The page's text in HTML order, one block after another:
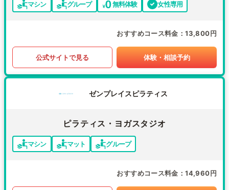
マシン グループ 無料体験 女性専用
おすすめコース料金 13,800円
公式サイトで見る 体験・相談予約
ゼンプレイスピラティス
ピラティス・ヨガスタジオ
マシン マット グループ
おすすめコース料金 14,960円